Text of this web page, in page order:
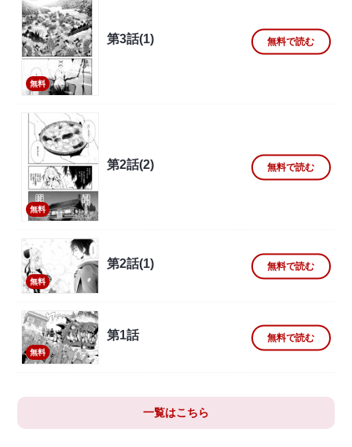
無料
第3話(1) 無料で読む
無料
第2話(2) 無料で読む
無料
第2話(1) 無料で読む
無料
第1話 無料で読む
一覧はこちら